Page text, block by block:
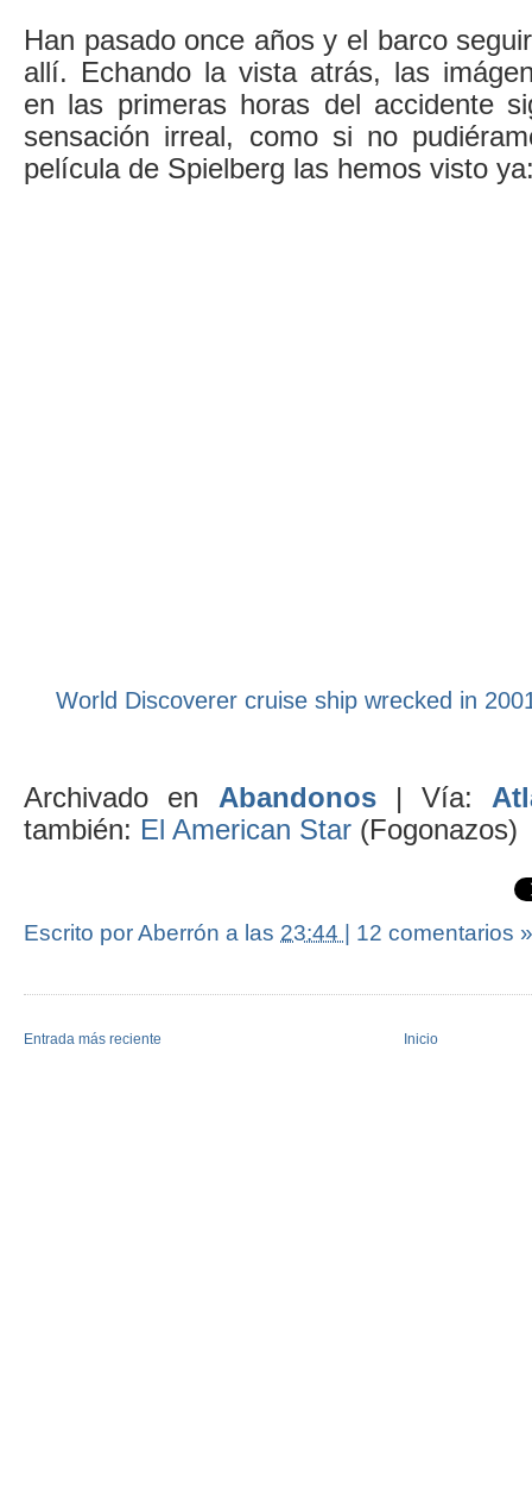
Han pasado once años y el barco
allí. Echando la vista atrás, las
en las primeras horas del accidente
sensación irreal, como si no
película de Spielberg las hemos visto
World Discoverer cruise ship wrecked in
Archivado en Abandonos| Vía:
también: El American Star (Fogonazos)
Escrito por Aberrón a las 23:44 | 12 comentarios »
Entrada más reciente Inicio